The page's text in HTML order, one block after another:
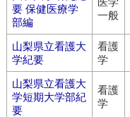
要 保健医療学
部編
一般
山梨県立看護大
学紀要
看護
学
山梨県立看護大
学短期大学部紀
要
看護
学